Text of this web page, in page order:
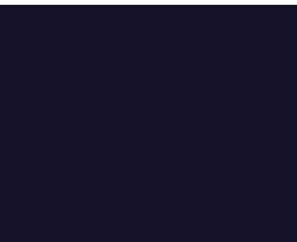
linkedin
icon-vimeo